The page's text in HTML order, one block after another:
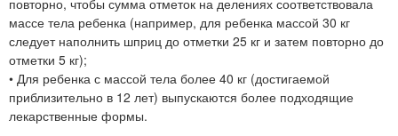
массе тела ребенка (например, для ребенка массой 30 кг
следует наполнить шприц до отметки 25 кг и затем повторно до
отметки 5 кг);
• Для ребенка с массой тела более 40 кг (достигаемой
приблизительно в 12 лет) выпускаются более подходящие
лекарственные формы.